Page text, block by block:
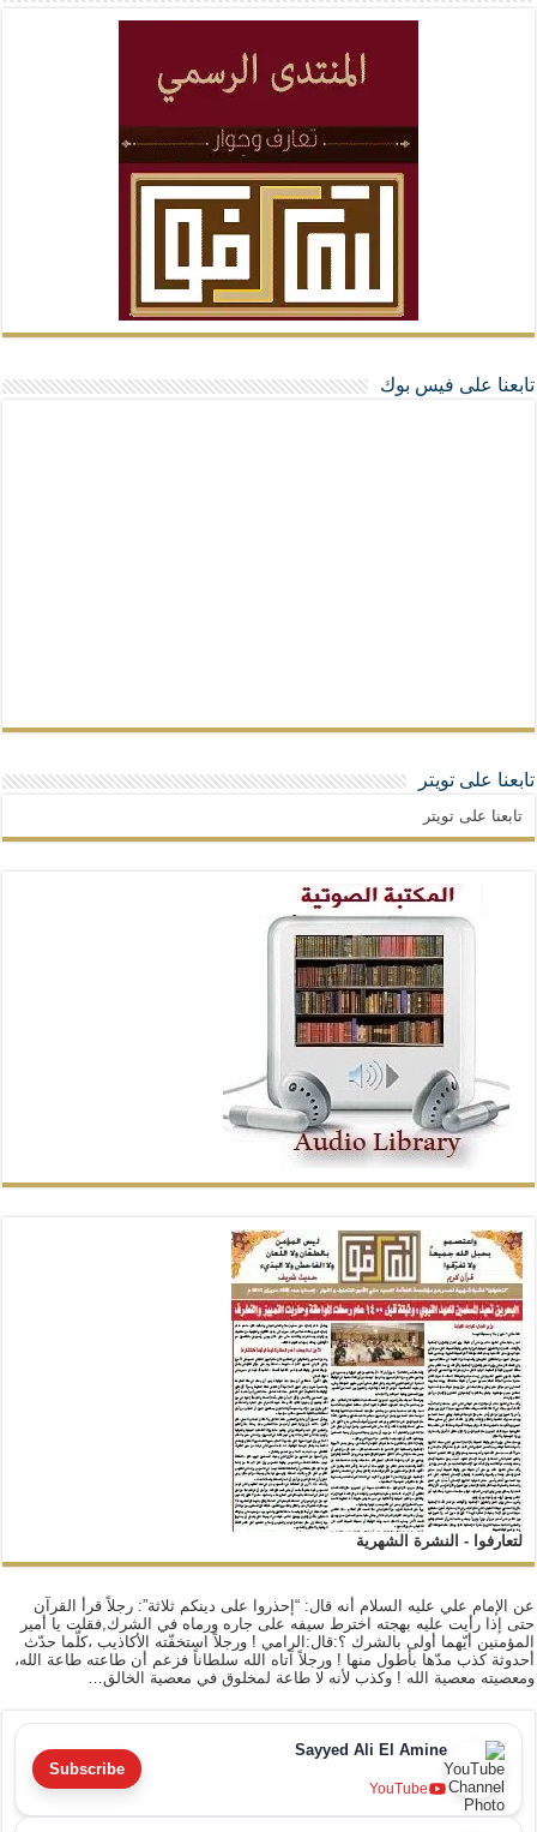
تابعنا على فيس بوك
تابعنا على تويتر
تابعنا على تويتر
لتعارفوا - النشرة الشهرية
عن الإمام علي عليه السلام أنه قال: “إحذروا على دينكم ثلاثة”: رجلاً قرأ القرآن
حتى إذا رأيت عليه بهجته اخترط سيفه على جاره ورماه في الشرك,فقلت يا أمير
المؤمنين أيّهما أولى بالشرك ؟:قال:الرامي ! ورجلاً استخفّته الأكاذيب ،كلّما حدّث
أحدوثة كذب مدّها بأطول منها ! ورجلاً آتاه الله سلطاناً فزعم أن طاعته طاعة الله،
ومعصيته معصية الله ! وكذب لأنه لا طاعة لمخلوق في معصية الخالق…
Sayyed Ali El Amine
YouTube
Subscribe